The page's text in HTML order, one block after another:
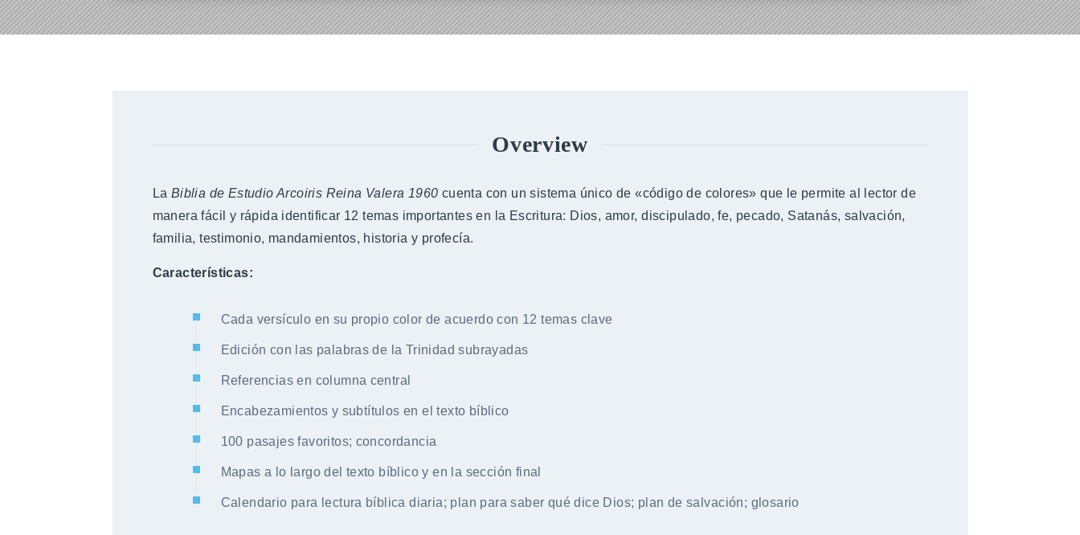
Overview
La Biblia de Estudio Arcoiris Reina Valera 1960 cuenta con un sistema único de «código de colores» que le permite al lector de
manera fácil y rápida identificar 12 temas importantes en la Escritura: Dios, amor, discipulado, fe, pecado, Satanás, salvación,
familia, testimonio, mandamientos, historia y profecía.
Características:
Cada versículo en su propio color de acuerdo con 12 temas clave
Edición con las palabras de la Trinidad subrayadas
Referencias en columna central
Encabezamientos y subtítulos en el texto bíblico
100 pasajes favoritos; concordancia
Mapas a lo largo del texto bíblico y en la sección final
Calendario para lectura bíblica diaria; plan para saber qué dice Dios; plan de salvación; glosario